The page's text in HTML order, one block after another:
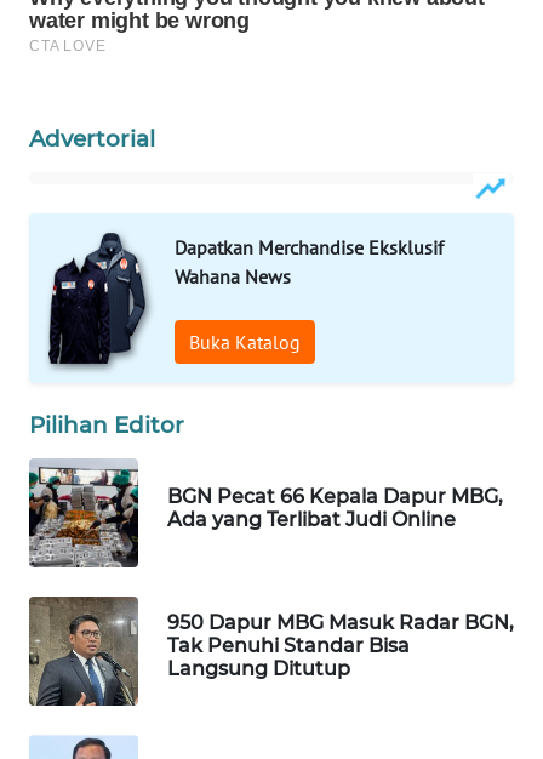
Advertorial
Dapatkan Merchandise Eksklusif
Wahana News
Buka Katalog
Pilihan Editor
BGN Pecat 66 Kepala Dapur MBG,
Ada yang Terlibat Judi Online
950 Dapur MBG Masuk Radar BGN,
Tak Penuhi Standar Bisa
Langsung Ditutup
ID
WAHANA
SPORT
WAHANA
UMKM
WAHANA
SELEB
WAHANA
PERSONA
WAHANA
OTOMOTIF
WAHANA
HEALTH